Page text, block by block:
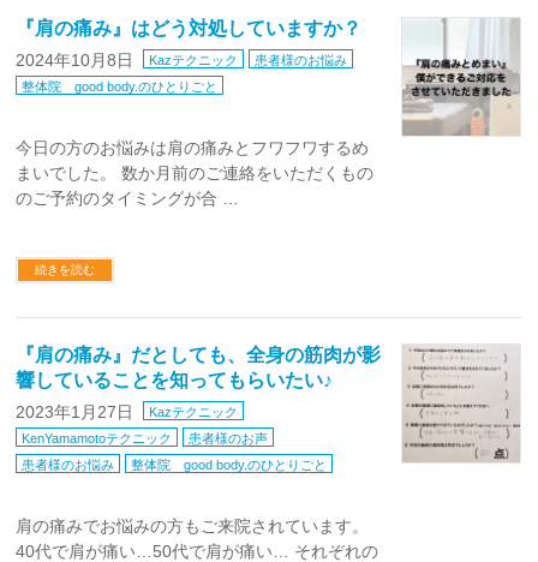
『肩の痛み』はどう対処していますか？
2024年10月8日 Kazテクニック
患者様のお悩み
整体院 good body.のひとりごと
今日の方のお悩みは肩の痛みとフワフワするめ
まいでした。 数か月前のご連絡をいただくもの
のご予約のタイミングが合 …
続きを読む
『肩の痛み』だとしても、全身の筋肉が影
響していることを知ってもらいたい♪
2023年1月27日
Kazテクニック
KenYamamotoテクニック
患者様のお声
患者様のお悩み
整体院 good body.のひとりごと
肩の痛みでお悩みの方もご来院されています。
40代で肩が痛い…50代で肩が痛い… それぞれの